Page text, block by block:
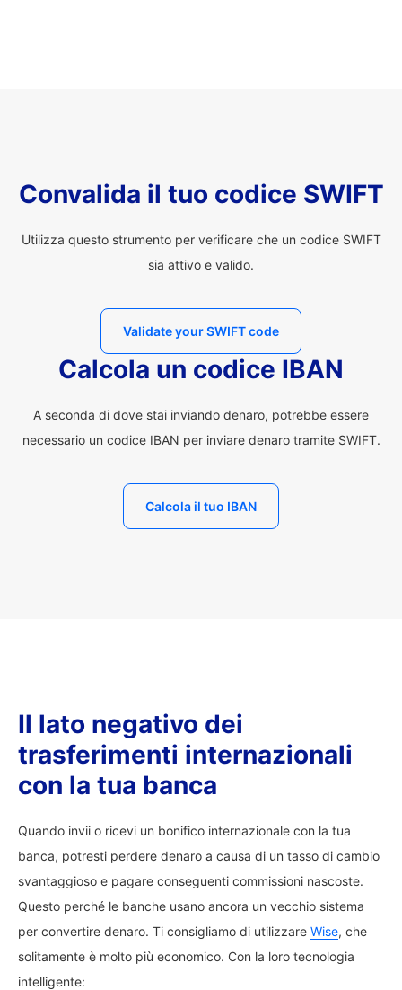
Convalida il tuo codice SWIFT
Utilizza questo strumento per verificare che un codice SWIFT
sia attivo e valido.
Validate your SWIFT code
Calcola un codice IBAN
A seconda di dove stai inviando denaro, potrebbe essere
necessario un codice IBAN per inviare denaro tramite SWIFT.
Calcola il tuo IBAN
Il lato negativo dei
trasferimenti internazionali
con la tua banca
Quando invii o ricevi un bonifico internazionale con la tua
banca, potresti perdere denaro a causa di un tasso di cambio
svantaggioso e pagare conseguenti commissioni nascoste.
Questo perché le banche usano ancora un vecchio sistema
per convertire denaro. Ti consigliamo di utilizzare Wise, che
solitamente è molto più economico. Con la loro tecnologia
intelligente: